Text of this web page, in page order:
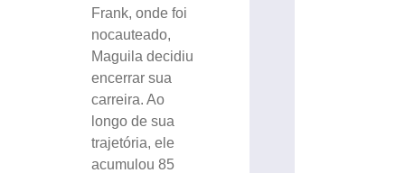
Frank, onde foi
nocauteado,
Maguila decidiu
encerrar sua
carreira. Ao
longo de sua
trajetória, ele
acumulou 85